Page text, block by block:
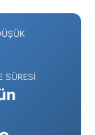
SÜRESI